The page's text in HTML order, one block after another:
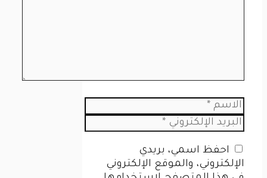
الاسم
البريد
الإلكتروني
الإلكتروني
احفظ اسمي، بريدي
الإلكتروني، والموقع الإلكتروني